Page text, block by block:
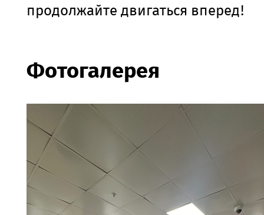
продолжайте двигаться вперед!
Фотогалерея